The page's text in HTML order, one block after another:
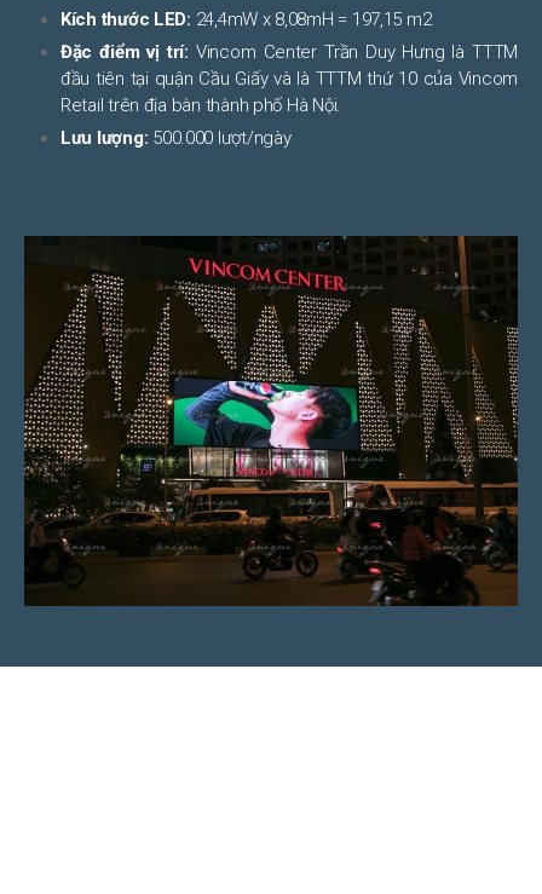
Kích thước LED: 24,4mW x 8,08mH = 197,15 m2
Đặc điểm vị trí: Vincom Center Trần Duy Hưng là TTTM
đầu tiên tại quận Cầu Giấy và là TTTM thứ 10 của Vincom
Retail trên địa bàn thành phố Hà Nội.
Lưu lượng: 500.000 lượt/ngày